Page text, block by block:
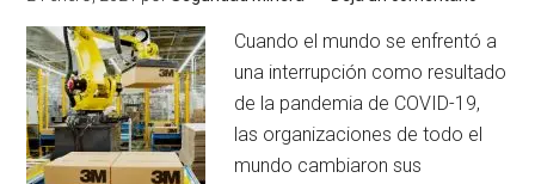
Cuando el mundo se enfrentó a
una interrupción como resultado
de la pandemia de COVID-19,
las organizaciones de todo el
mundo cambiaron sus